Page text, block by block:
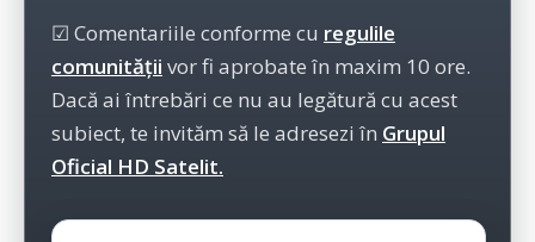
☑ Comentariile conforme cu regulile
comunității vor fi aprobate în maxim 10 ore.
Dacă ai întrebări ce nu au legătură cu acest
subiect, te invităm să le adresezi în Grupul
Oficial HD Satelit.